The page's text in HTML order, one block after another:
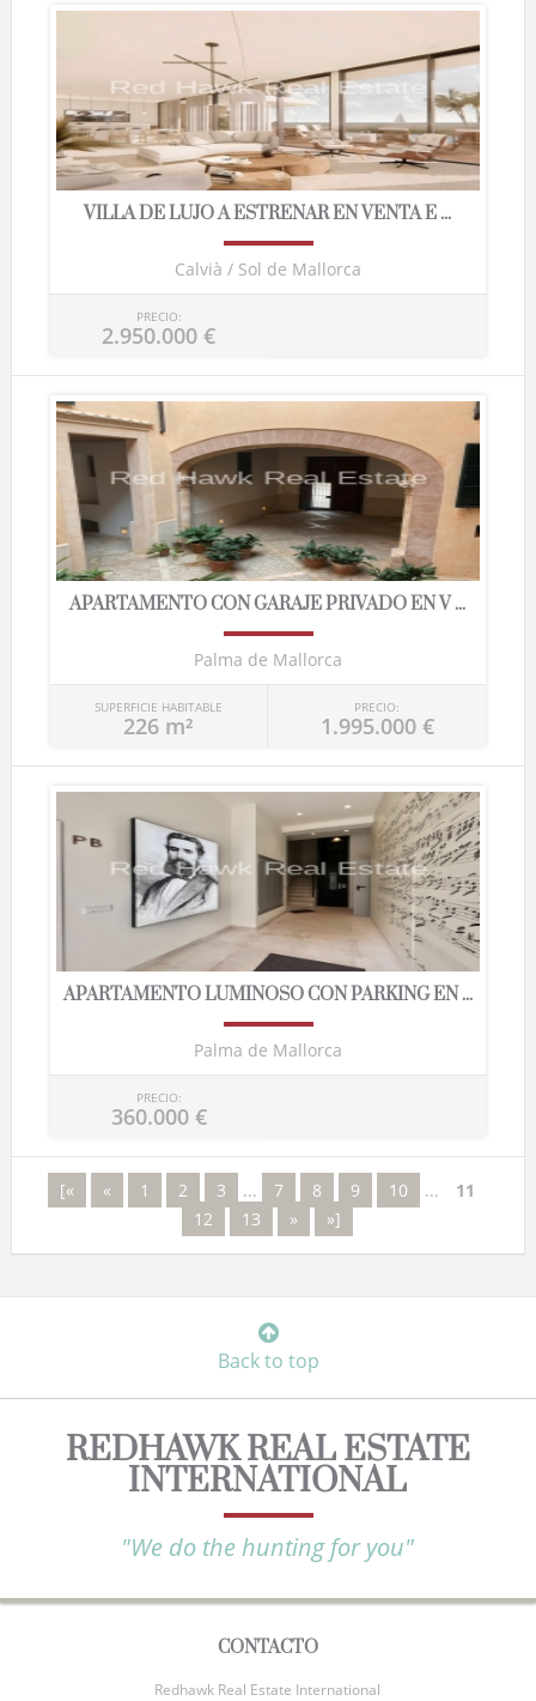
VILLA DE LUJO A ESTRENAR EN VENTA E ...
Calvià / Sol de Mallorca
PRECIO:
2.950.000 €
APARTAMENTO CON GARAJE PRIVADO EN V ...
Palma de Mallorca
SUPERFICIE HABITABLE
226 m²
PRECIO:
1.995.000 €
APARTAMENTO LUMINOSO CON PARKING EN ...
Palma de Mallorca
PRECIO:
360.000 €
[« « 1 2 3 ... 7 8 9 10 ...
11
12
13 » »]
Back to top
REDHAWK REAL ESTATE
INTERNATIONAL
"We do the hunting for you"
CONTACTO
Redhawk Real Estate International